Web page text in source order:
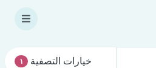
خيارات التصفية ١